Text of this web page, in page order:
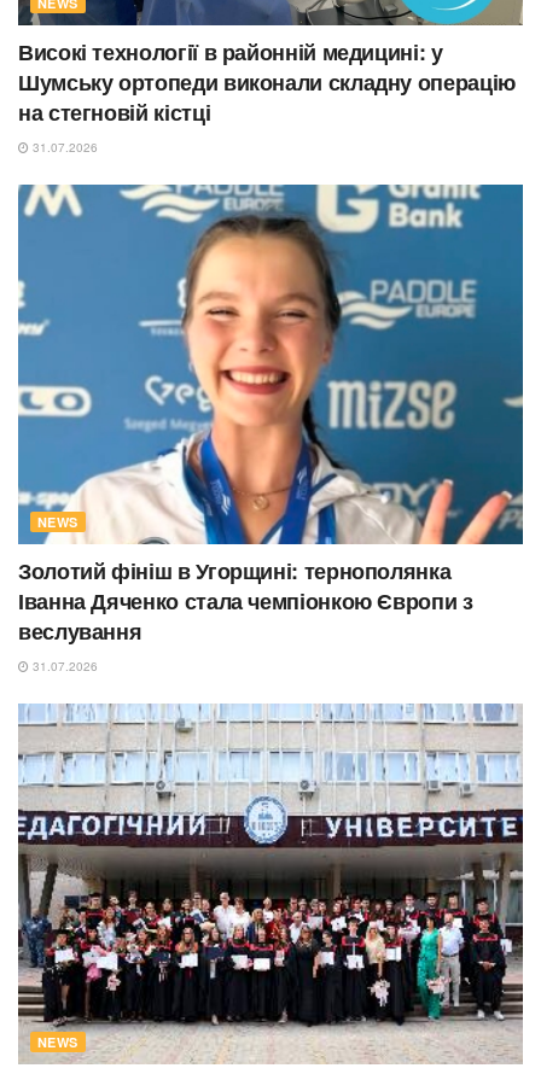
Високі технології в районній медицині: у
Шумську ортопеди виконали складну операцію
на стегновій кістці
31.07.2026
NEWS
Золотий фініш в Угорщині: тернополянка
Іванна Дяченко стала чемпіонкою Європи з
веслування
31.07.2026
NEWS